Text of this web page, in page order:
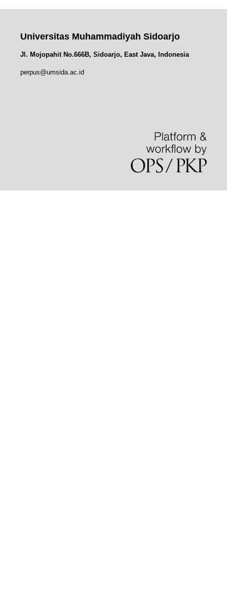
Universitas Muhammadiyah Sidoarjo
Jl. Mojopahit No.666B, Sidoarjo, East Java, Indonesia
perpus@umsida.ac.id